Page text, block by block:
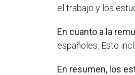
el trabajo y los
En cuanto a la
españoles. Esto
En resumen, los